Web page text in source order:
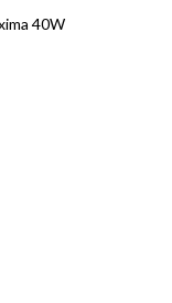
40W